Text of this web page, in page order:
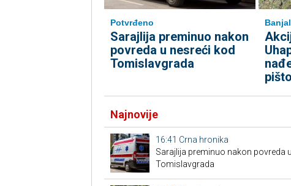
Potvrđeno
Sarajlija preminuo nakon
povreda u nesreći kod
Tomislavgrada
Najnovije
16:41 Crna hronika
Sarajlija preminuo nakon povreda
Tomislavgrada